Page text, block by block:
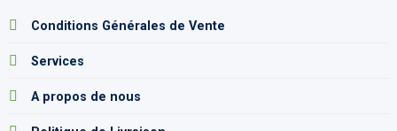
Conditions Générales de Vente
Services
A propos de nous